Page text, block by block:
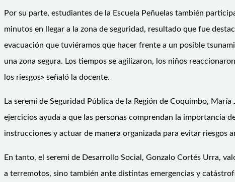
Por su parte, estudiantes de la Escuela Peñuelas también
minutos en llegar a la zona de seguridad, resultado que fue
evacuación que tuviéramos que hacer frente a un posible
una zona segura. Los tiempos se agilizaron, los niños
los riesgos» señaló la docente.
La seremi de Seguridad Pública de la Región de Coquimbo,
ejercicios ayuda a que las personas comprendan la importancia
instrucciones y actuar de manera organizada para evitar riesgos
En tanto, el seremi de Desarrollo Social, Gonzalo Cortés Urra,
a terremotos, sino también ante distintas emergencias y